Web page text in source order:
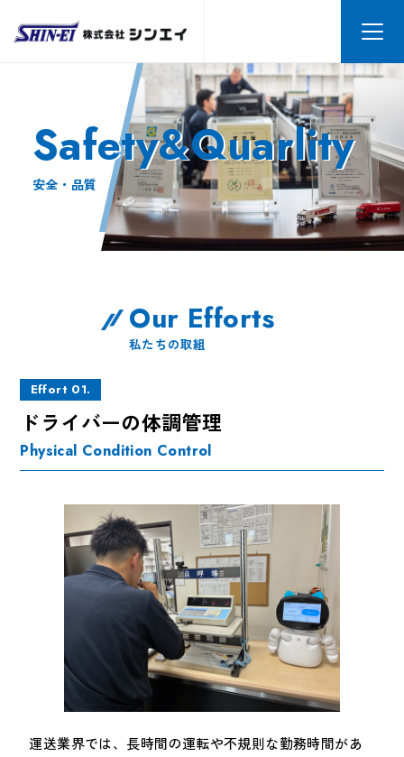
Safety&Quarlity
安全・品質
Our Efforts
私たちの取組
Effort 01.
ドライバーの体調管理
Physical Condition Control
運送業界では、長時間の運転や不規則な勤務時間があ